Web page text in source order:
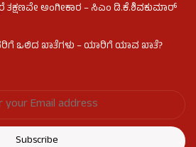
ತಕ್ಷಣವೇ ಅಂಗೀಕಾರ – ಸಿಎಂ ಡಿ.ಕೆ.ಶಿವಕುಮಾರ್
ಒಲಿದ ಖಾತೆಗಳು – ಯಾರಿಗೆ ಯಾವ ಖಾತೆ?